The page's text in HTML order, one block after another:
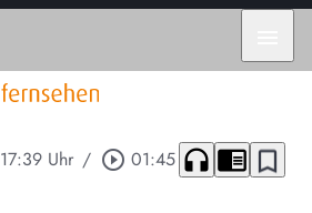
Uhr / play_circle_outline 01:45 headphones chrome_reader_mode bookmark_border